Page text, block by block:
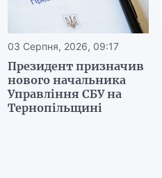
03 Серпня, 2026, 09:17
Президент призначив
нового начальника
Управління СБУ на
Тернопільщині